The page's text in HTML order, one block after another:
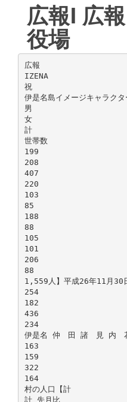
広報I 広
役場
広報
IZENA
祝
伊是名島イメージキャラクタ
男
女
計
世帯数
199
208
407
220
103
85
188
88
105
101
206
88
1,559人】平成26年11月30
254
182
436
234
伊是名 仲 田 諸 見 内
163
159
322
164
村の人口【計
計 先月比